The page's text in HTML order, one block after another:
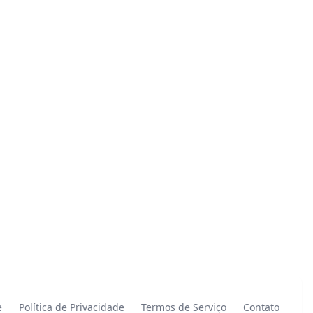
Política de Privacidade Termos de Serviço Contato